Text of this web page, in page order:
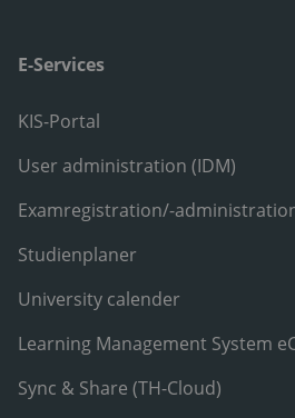
E-Services
KIS-Portal
User administration (IDM)
Examregistration/-
Studienplaner
University calender
Learning Management System
Sync & Share (TH-Cloud)